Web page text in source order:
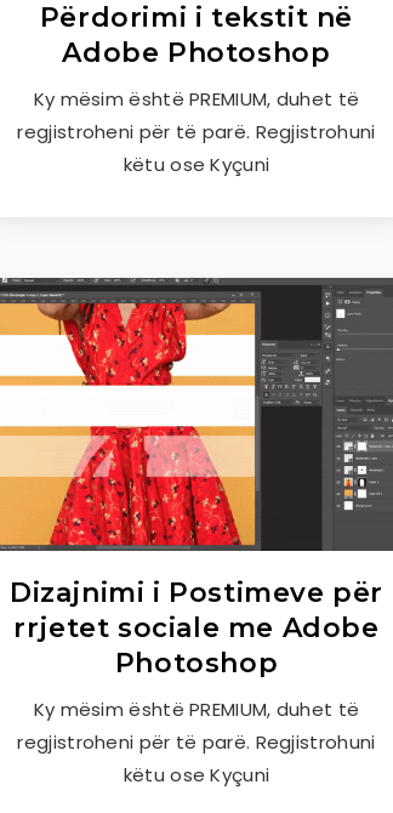
Përdorimi i tekstit në
Adobe Photoshop
Ky mësim është PREMIUM, duhet të
regjistroheni për të parë. Regjistrohuni
këtu ose Kyçuni
Dizajnimi i Postimeve për
rrjetet sociale me Adobe
Photoshop
Ky mësim është PREMIUM, duhet të
regjistroheni për të parë. Regjistrohuni
këtu ose Kyçuni